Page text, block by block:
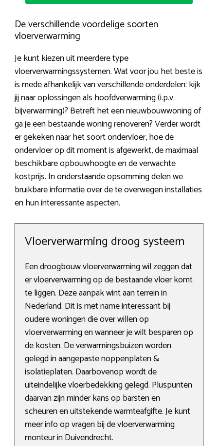
De verschillende voordelige soorten
vloerverwarming
Je kunt kiezen uit meerdere type
vloerverwarmingssystemen. Wat voor jou het beste is
is mede afhankelijk van verschillende onderdelen: kijk
jij naar oplossingen als hoofdverwarming (i.p.v.
bijverwarming)? Betreft het een nieuwbouwwoning of
ga je een bestaande woning renoveren? Verder wordt
er gekeken naar het soort ondervloer, hoe de
ondervloer op dit moment is afgewerkt, de maximaal
beschikbare opbouwhoogte en de verwachte
kostprijs. In onderstaande opsomming delen we
bruikbare informatie over de te overwegen installaties
en hun interessante aspecten.
Vloerverwarming droog systeem
Een droogbouw vloerverwarming wil zeggen dat
er vloerverwarming op de bestaande vloer komt
te liggen. Deze aanpak wint aan terrein in
Nederland. Dit is met name interessant bij
oudere woningen die over willen op
vloerverwarming en wanneer je wilt besparen op
de kosten. De verwarmingsbuizen worden
gelegd in aangepaste noppenplaten &
isolatieplaten. Daarbovenop wordt de
uiteindelijke vloerbedekking gelegd. Pluspunten
daarvan zijn minder kans op barsten en
scheuren en uitstekende warmteafgifte. Je kunt
meer info op vragen bij de vloerverwarming
monteur in Duivendrecht.